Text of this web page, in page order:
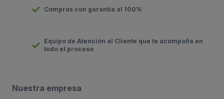
Compras con garantía al 100%
Equipo de Atención al Cliente que te acompaña en
todo el proceso
Nuestra empresa